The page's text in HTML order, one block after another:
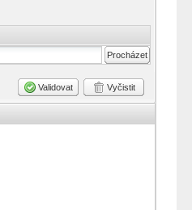
Procházet
Validovat Vyčistit